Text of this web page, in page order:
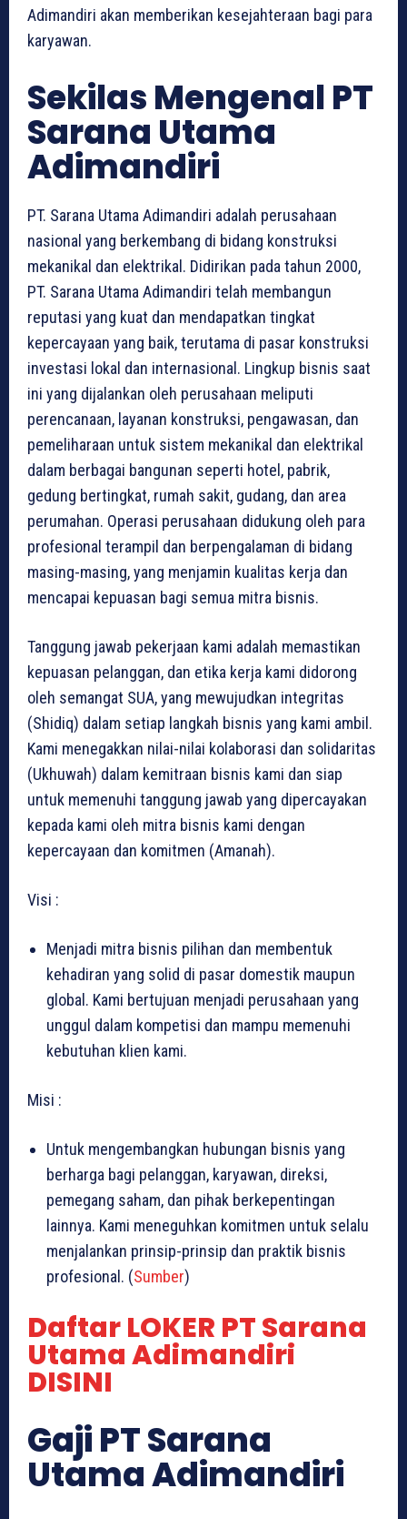
Adimandiri akan memberikan kesejahteraan bagi para
karyawan.
Sekilas Mengenal PT
Sarana Utama
Adimandiri
PT. Sarana Utama Adimandiri adalah perusahaan
nasional yang berkembang di bidang konstruksi
mekanikal dan elektrikal. Didirikan pada tahun 2000,
PT. Sarana Utama Adimandiri telah membangun
reputasi yang kuat dan mendapatkan tingkat
kepercayaan yang baik, terutama di pasar konstruksi
investasi lokal dan internasional. Lingkup bisnis saat
ini yang dijalankan oleh perusahaan meliputi
perencanaan, layanan konstruksi, pengawasan, dan
pemeliharaan untuk sistem mekanikal dan elektrikal
dalam berbagai bangunan seperti hotel, pabrik,
gedung bertingkat, rumah sakit, gudang, dan area
perumahan. Operasi perusahaan didukung oleh para
profesional terampil dan berpengalaman di bidang
masing-masing, yang menjamin kualitas kerja dan
mencapai kepuasan bagi semua mitra bisnis.
Tanggung jawab pekerjaan kami adalah memastikan
kepuasan pelanggan, dan etika kerja kami didorong
oleh semangat SUA, yang mewujudkan integritas
(Shidiq) dalam setiap langkah bisnis yang kami ambil.
Kami menegakkan nilai-nilai kolaborasi dan solidaritas
(Ukhuwah) dalam kemitraan bisnis kami dan siap
untuk memenuhi tanggung jawab yang dipercayakan
kepada kami oleh mitra bisnis kami dengan
kepercayaan dan komitmen (Amanah).
Visi :
Menjadi mitra bisnis pilihan dan membentuk
kehadiran yang solid di pasar domestik maupun
global. Kami bertujuan menjadi perusahaan yang
unggul dalam kompetisi dan mampu memenuhi
kebutuhan klien kami.
Misi :
Untuk mengembangkan hubungan bisnis yang
berharga bagi pelanggan, karyawan, direksi,
pemegang saham, dan pihak berkepentingan
lainnya. Kami meneguhkan komitmen untuk selalu
menjalankan prinsip-prinsip dan praktik bisnis
profesional. (Sumber)
Daftar LOKER PT Sarana
Utama Adimandiri
DISINI
Gaji PT Sarana
Utama Adimandiri